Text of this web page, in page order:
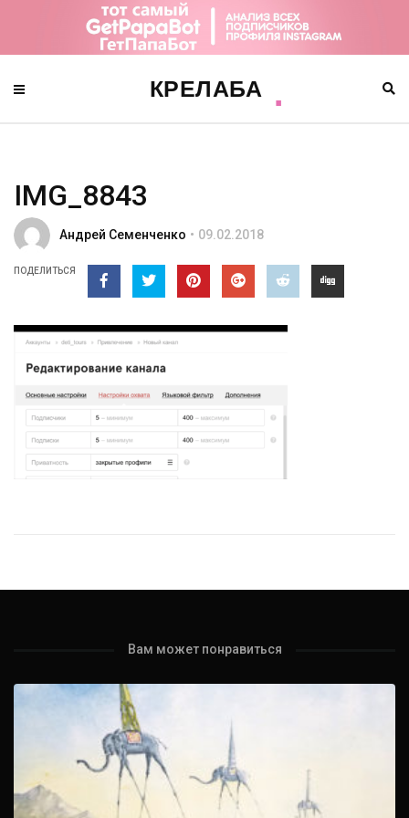
IMG_8843
Андрей Семенченко 09.02.2018
ПОДЕЛИТЬСЯ
Вам может понравиться